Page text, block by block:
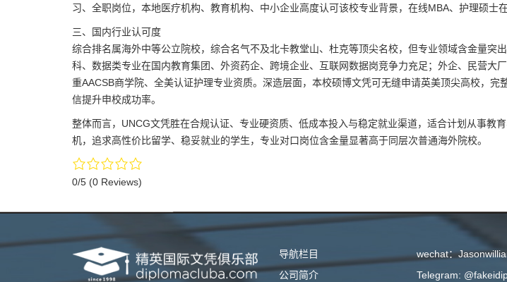
习、全职岗位，本地医疗机构、教育机构、中小企业高度认可该校专业背景，在线MBA、护理硕士
三、国内行业认可度
综合排名属海外中等公立院校，综合名气不及北卡教堂山、杜克等顶尖名校，但专业领域含金量突
科、数据类专业在国内教育集团、外资药企、跨境企业、互联网数据岗竞争力充足；外企、民营大
重AACSB商学院、全美认证护理专业资质。深造层面，本校硕博文凭可无缝申请英美顶尖高校，完
信提升申校成功率。
整体而言，UNCG文凭胜在合规认证、专业硬资质、低成本投入与稳定就业渠道，适合计划从事教
机，追求高性价比留学、稳妥就业的学生，专业对口岗位含金量显著高于同层次普通海外院校。
0/5 (0 Reviews)
导航栏目
公司简介
wechat：
Telegram: